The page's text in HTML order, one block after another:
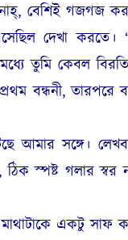
বেশিই গজগজ
দেখা করতে।
তুমি কেবল
বন্ধনী,
সঙ্গে।
স্পষ্ট গলার
একটু সাফ